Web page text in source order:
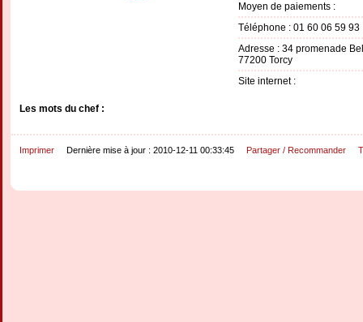
Moyen de paiements :
Téléphone : 01 60 06 59 93
Adresse : 34 promenade
77200 Torcy
Site internet :
Les mots du chef :
Imprimer Dernière mise à jour : 2010-12-11 00:33:45 Partager / Recommander